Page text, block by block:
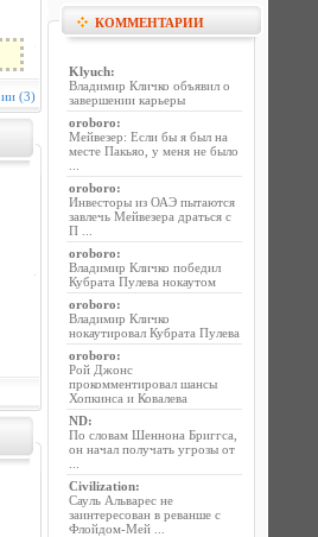
(3)
КОММЕНТАРИИ
Klyuch:
Владимир Кличко объявил о
завершении карьеры
oroboro:
Мейвезер: Если бы я был на
месте Пакьяо, у меня не было
oroboro:
Инвесторы из ОАЭ пытаются
завлечь Мейвезера драться с
П ...
oroboro:
Владимир Кличко победил
Кубрата Пулева нокаутом
oroboro:
Владимир Кличко
нокаутировал Кубрата Пулева
oroboro:
Рой Джонс
прокомментировал шансы
Хопкинса и Ковалева
ND:
По словам Шеннона Бриггса,
он начал получать угрозы от
Civilization:
Сауль Альварес не
заинтересован в реванше с
Флойдом-Мей ...